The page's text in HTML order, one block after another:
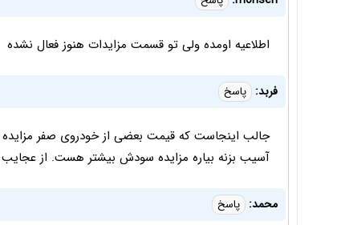
اطلاعیه اومده ولی تو قسمت مزایدات هنوز فعال نشده
فربد: پاسخ
جالب اینجاست که قیمت بعضی از خودروی صفر
آسیب بزنه بیاره مزایده سودش بیشتر هست. از عجایب
محمد: پاسخ